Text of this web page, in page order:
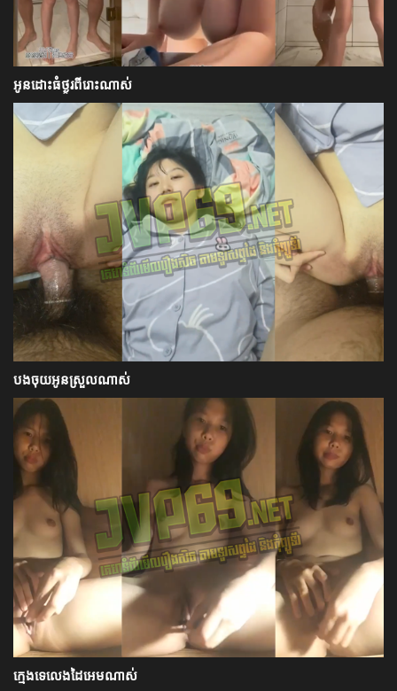
អូនដោះធំថ្ងូរពីរោះណាស់
បងចុយអូនស្រួលណាស់
ក្មេងទេលេងដៃអេមណាស់